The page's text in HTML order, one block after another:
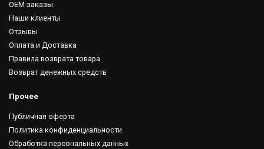
OEM-заказы
Наши клиенты
Отзывы
Оплата и Доставка
Правила возврата товара
Возврат денежных средств
Прочее
Публичная оферта
Политика конфиденциальности
Обработка персональных данных